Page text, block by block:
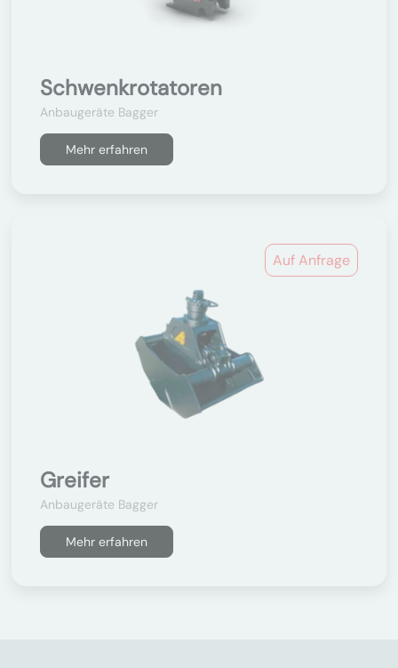
Schwenkrotatoren
Anbaugeräte Bagger
Mehr erfahren
Auf Anfrage
Greifer
Anbaugeräte Bagger
Mehr erfahren